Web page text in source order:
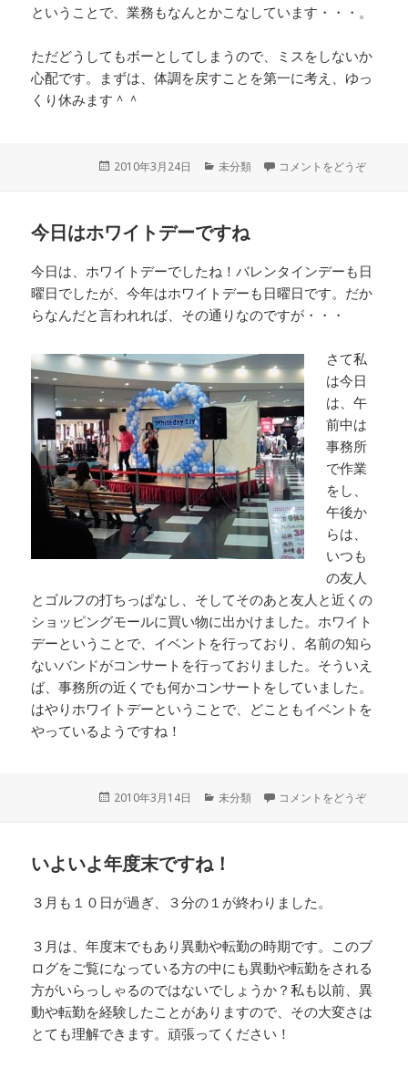
ということで、業務もなんとかこなしています・・・。
ただどうしてもボーとしてしまうので、ミスをしないか
心配です。まずは、体調を戻すことを第一に考え、ゆっ
くり休みます＾＾
投
2010年3月24日
カ
ー
未分類 コメントをどうぞ
今日はホワイトデーですね
今日は、ホワイトデーでしたね！バレンタインデーも日
曜日でしたが、今年はホワイトデーも日曜日です。だか
らなんだと言われれば、その通りなのですが・・・
さて私
は今日
は、午
前中は
事務所
で作業
をし、
午後か
らは、
いつも
の友人
とゴルフの打ちっぱなし、そしてそのあと友人と近くの
ショッピングモールに買い物に出かけました。ホワイト
デーということで、イベントを行っており、名前の知ら
ないバンドがコンサートを行っておりました。そういえ
ば、事務所の近くでも何かコンサートをしていました。
はやりホワイトデーということで、どこともイベントを
やっているようですね！
投
2010年3月14日
カ
ー
未分類 コメントをどうぞ
いよいよ年度末ですね！
３月も１０日が過ぎ、３分の１が終わりました。
３月は、年度末でもあり異動や転勤の時期です。このブ
ログをご覧になっている方の中にも異動や転勤をされる
方がいらっしゃるのではないでしょうか？私も以前、異
動や転勤を経験したことがありますので、その大変さは
とても理解できます。頑張ってください！